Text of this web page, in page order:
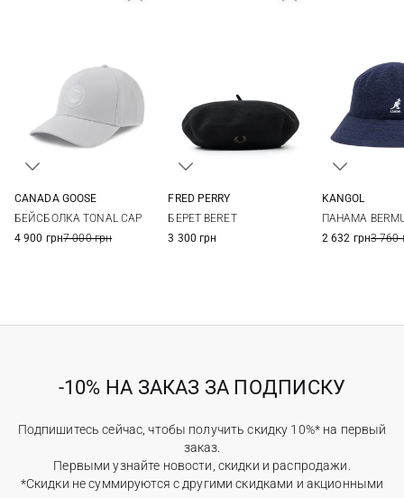
CANADA GOOSE
БЕЙСБОЛКА TONAL CAP
4 900 грн7 000 грн
FRED PERRY
БЕРЕТ BERET
3 300 грн
KANGOL
ПАНАМА
2 632 грн3 760
-10% НА ЗАКАЗ ЗА ПОДПИСКУ
Подпишитесь сейчас, чтобы получить скидку 10%* на первый
заказ.
Первыми узнайте новости, скидки и распродажи.
*Скидки не суммируются с другими скидками и акционными